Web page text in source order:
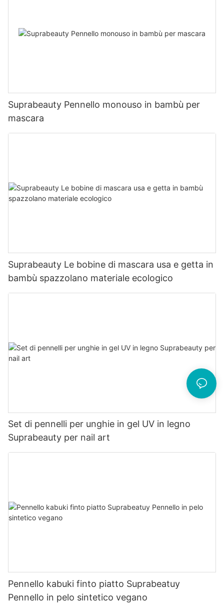
Suprabeauty Pennello monouso in bambù per
mascara
Suprabeauty Le bobine di mascara usa e getta in
bambù spazzolano materiale ecologico
Set di pennelli per unghie in gel UV in legno
Suprabeauty per nail art
Pennello kabuki finto piatto Suprabeatuy
Pennello in pelo sintetico vegano